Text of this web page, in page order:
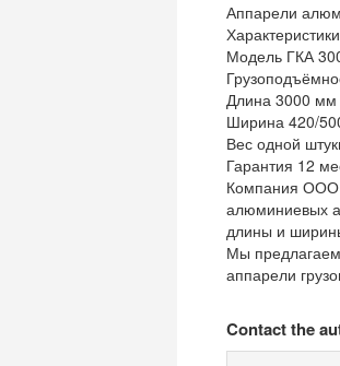
Аппарели
Модель ГКА
Длина 3000 мм
Ширина 420/
Вес одной
Гарантия 12
Компания ООО
алюминиевых
длины и
Мы
аппарели
Contact the